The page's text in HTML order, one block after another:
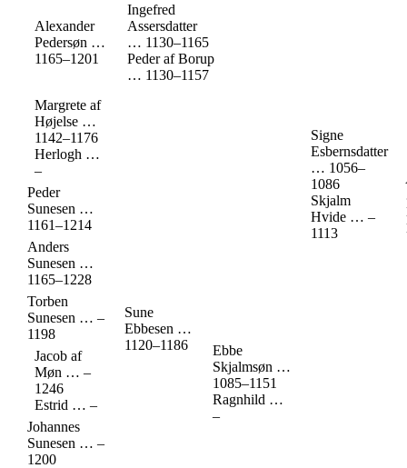
Alexander
Pedersøn …
1165–1201
Ingefred
Assersdatter
… 1130–1165
Peder af Borup
… 1130–1157
Margrete af
Højelse …
1142–1176
Herlogh …
–
Peder
Sunesen …
1161–1214
Anders
Sunesen …
1165–1228
Torben
Sunesen … –
1198
Jacob af
Møn … –
1246
Estrid … –
Johannes
Sunesen … –
1200
Sune
Ebbesen …
1120–1186
Ebbe
Skjalmsøn …
1085–1151
Ragnhild …
–
Signe
Esbernsdatter
… 1056–
1086
Skjalm
Hvide … –
1113